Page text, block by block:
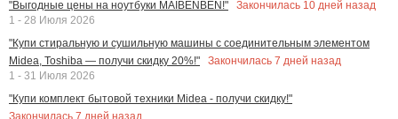
"Выгодные цены на ноутбуки MAIBENBEN!"
Закончилась 10 дней назад
1 - 28 Июля 2026
"Купи стиральную и сушильную машины с соединительным элементом
Midea, Toshiba — получи скидку 20%!"
Закончилась 7 дней назад
1 - 31 Июля 2026
"Купи комплект бытовой техники Midea - получи скидку!"
Закончилась 7 дней назад